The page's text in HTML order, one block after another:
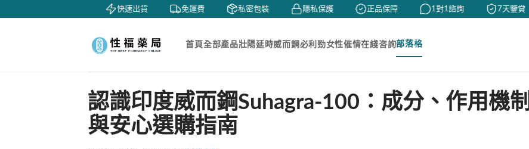
快速出貨 免運費 私密包裝 隱私保護 正品保障 1對1諮詢 7天鑒賞
首頁全部產品壯陽延時威而鋼必利勁女性催情在綫咨詢部落格
認識印度威而鋼Suhagra-100：成分、作用機制
與安心選購指南